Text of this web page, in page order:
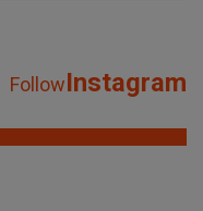
FollowInstagram